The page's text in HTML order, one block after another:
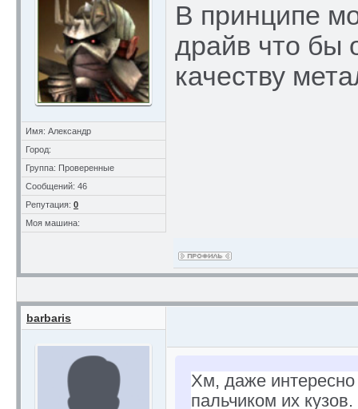
Имя: Александр
Город:
Группа: Проверенные
Сообщений: 46
Репутация: 0
Моя машина:
В принципе
драйв что бы
качеству
barbaris
Хм, даже интересно
пальчиком их